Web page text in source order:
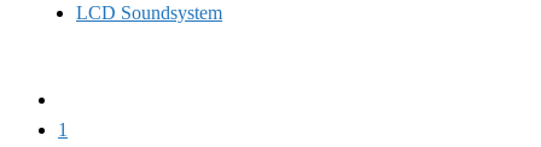
LCD Soundsystem
1